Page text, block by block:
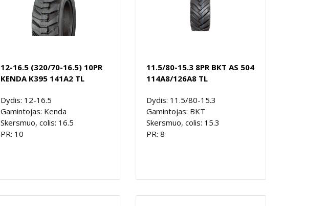
12-16.5 (320/70-16.5) 10PR
KENDA K395 141A2 TL
Dydis: 12-16.5
Gamintojas: Kenda
Skersmuo, colis: 16.5
PR: 10
11.5/80-15.3 8PR BKT AS 504
114A8/126A8 TL
Dydis: 11.5/80-15.3
Gamintojas: BKT
Skersmuo, colis: 15.3
PR: 8